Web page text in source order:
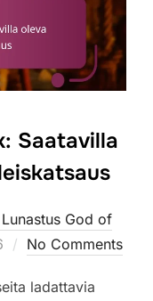
Saatavilla
God of
No Comments
ladattavia